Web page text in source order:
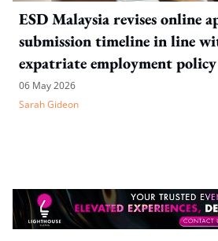
ESD Malaysia revises online
submission timeline in line
expatriate employment policy
06 May 2026
Sarah Gideon